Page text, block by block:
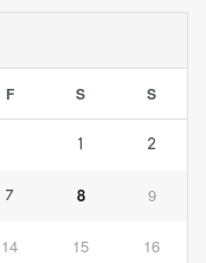
F S S
1 2
7 8 9
14 15 16